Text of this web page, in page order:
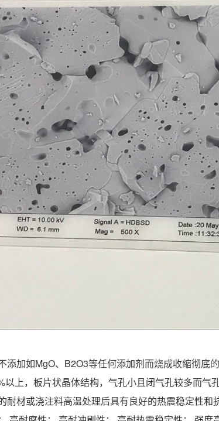
添加如MgO、B2O3等任何添加剂而烧成收缩彻
以上，板片状晶体结构，气孔小且闭气孔较多而气
耐材或浇注料高温处理后具有良好的热震稳定性和